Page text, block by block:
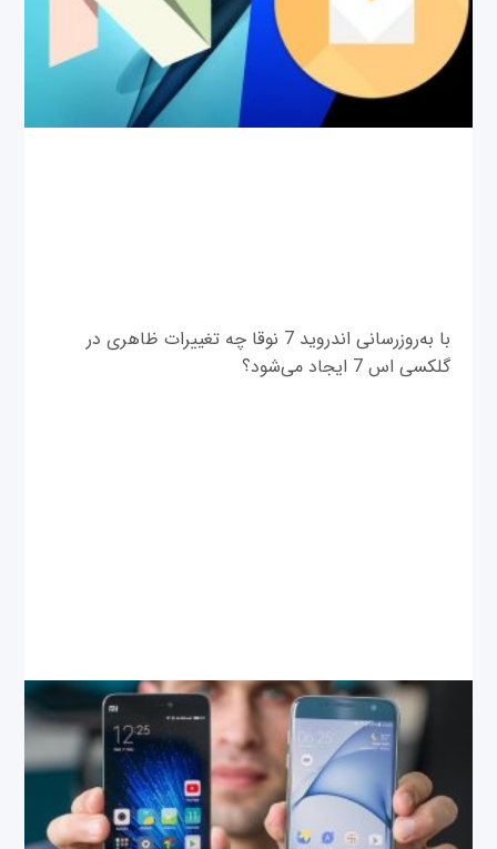
با به‌روزرسانی اندروید 7 نوقا چه تغییرات ظاهری در
گلکسی اس 7 ایجاد می‌شود؟